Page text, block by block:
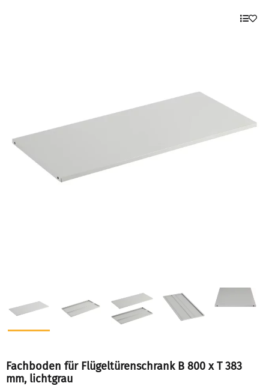
Fachboden für Flügeltürenschrank B 800 x T 383
mm, lichtgrau